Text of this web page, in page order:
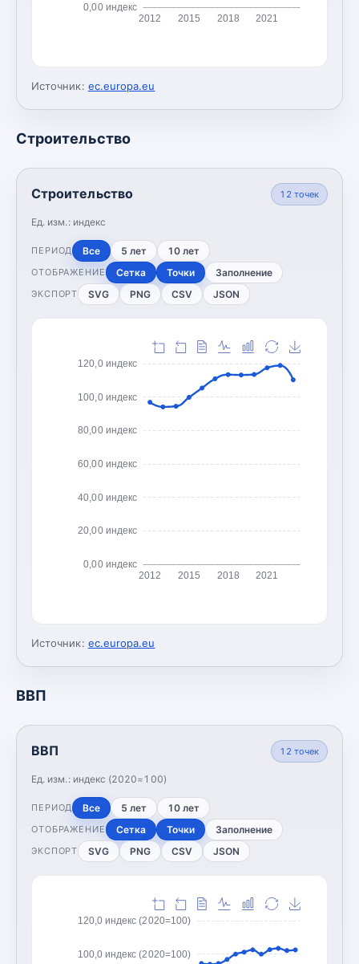
0,00 индекс
2012 2015 2018 2021
Источник: ec.europa.eu
Строительство
Строительство
Ед. изм.: индекс
12 точек
ПЕРИОД Все 5 лет 10 лет
ОТОБРАЖЕНИЕ Сетка Точки Заполнение
ЭКСПОРТ SVG PNG CSV JSON
0,00 индекс
20,00 индекс
40,00 индекс
60,00 индекс
80,00 индекс
100,0 индекс
120,0 индекс
2012 2015 2018 2021
Источник: ec.europa.eu
ВВП
ВВП
Ед. изм.: индекс (2020=100)
12 точек
ПЕРИОД Все 5 лет 10 лет
ОТОБРАЖЕНИЕ Сетка Точки Заполнение
ЭКСПОРТ SVG PNG CSV JSON
100,0 индекс (2020=100)
120,0 индекс (2020=100)